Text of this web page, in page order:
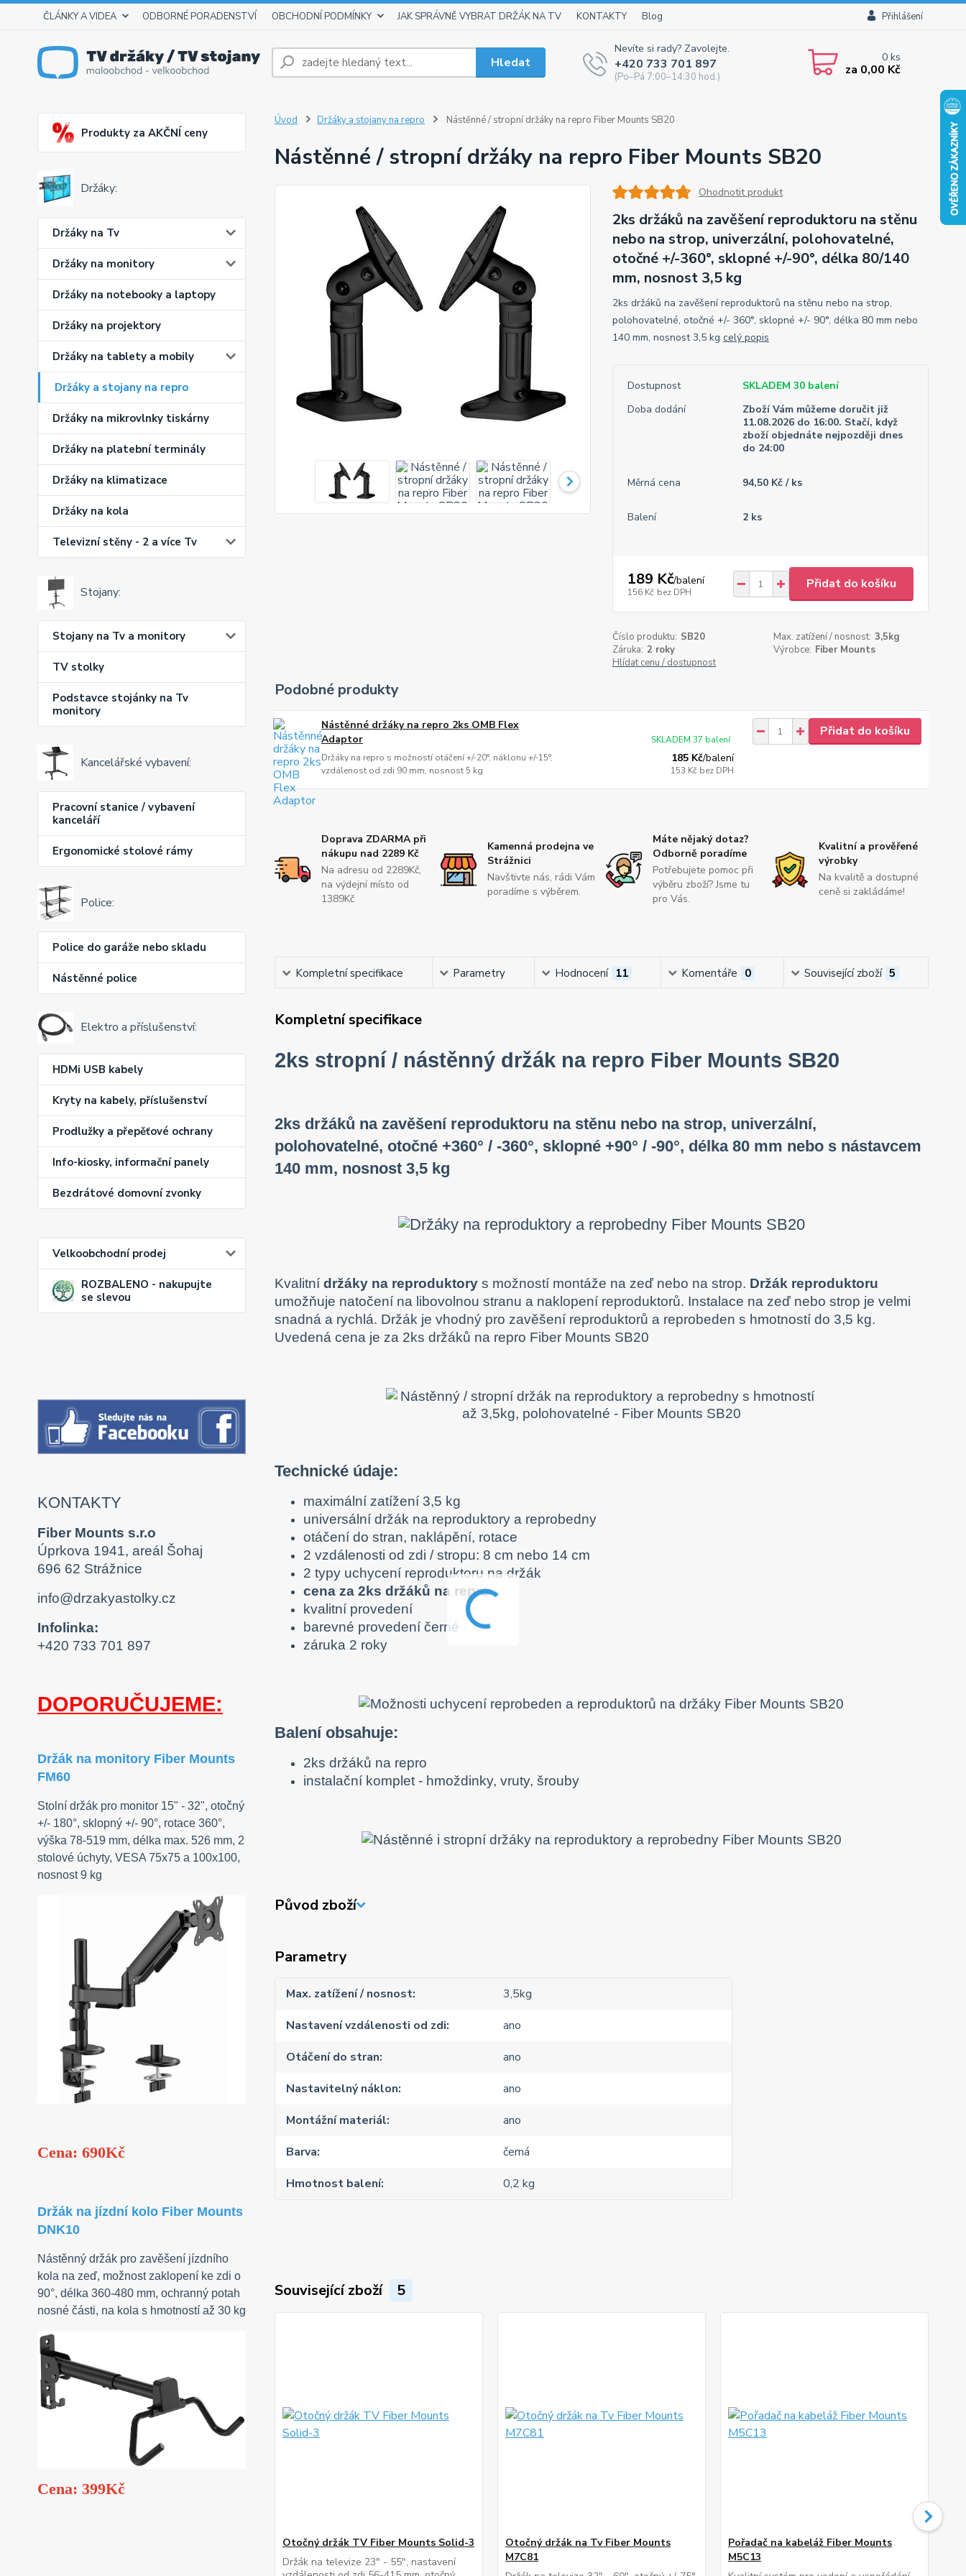
ČLÁNKY A VIDEA ODBORNÉ PORADENSTVÍ OBCHODNÍ PODMÍNKY JAK SPRÁVNĚ VYBRAT DRŽÁK NA TV KONTAKTY Blog Přihlášení
Hledat
Nevíte si rady? Zavolejte.
+420 733 701 897
(Po–Pá 7:00–14:30 hod.)
0ks
za 0,00 Kč
Produkty za AKČNÍ ceny
Držáky:
Držáky na Tv
Držáky na monitory
Držáky na notebooky a laptopy
Držáky na projektory
Držáky na tablety a mobily
Držáky a stojany na repro
Držáky na mikrovlnky tiskárny
Držáky na platební terminály
Držáky na klimatizace
Držáky na kola
Televizní stěny - 2 a více Tv
Stojany:
Stojany na Tv a monitory
TV stolky
Podstavce stojánky na Tv
monitory
Kancelářské vybavení:
Pracovní stanice / vybavení
kanceláří
Ergonomické stolové rámy
Police:
Police do garáže nebo skladu
Nástěnné police
Elektro a příslušenství:
HDMi USB kabely
Kryty na kabely, příslušenství
Prodlužky a přepěťové ochrany
Info-kiosky, informační panely
Bezdrátové domovní zvonky
Velkoobchodní prodej
ROZBALENO - nakupujte
se slevou
KONTAKTY
Fiber Mounts s.r.o
Úprkova 1941, areál Šohaj
696 62 Strážnice
info@drzakyastolky.cz
Infolinka:
+420 733 701 897
DOPORUČUJEME:
Držák na monitory Fiber Mounts
FM60
Stolní držák pro monitor 15" - 32", otočný
+/- 180°, sklopný +/- 90°, rotace 360°,
výška 78-519 mm, délka max. 526 mm, 2
stolové úchyty, VESA 75x75 a 100x100,
nosnost 9 kg
Cena: 690Kč
Držák na jízdní kolo Fiber Mounts
DNK10
Nástěnný držák pro zavěšení jízdního
kola na zeď, možnost zaklopení ke zdi o
90°, délka 360-480 mm, ochranný potah
nosné části, na kola s hmotností až 30 kg
Cena: 399Kč
Úvod Držáky a stojany na repro Nástěnné / stropní držáky na repro Fiber Mounts SB20
Nástěnné / stropní držáky na repro Fiber Mounts SB20
Ohodnotit produkt
2ks držáků na zavěšení reproduktoru na stěnu
nebo na strop, univerzální, polohovatelné,
otočné +/-360°, sklopné +/-90°, délka 80/140
mm, nosnost 3,5 kg
2ks držáků na zavěšení reproduktorů na stěnu nebo na strop,
polohovatelné, otočné +/- 360°, sklopné +/- 90°, délka 80 mm nebo
140 mm, nosnost 3,5 kg celý popis
Dostupnost
SKLADEM 30 balení
Doba dodání
Zboží Vám můžeme doručit již
11.08.2026 do 16:00. Stačí, když
zboží objednáte nejpozději dnes
do 24:00
Měrná cena 94,50 Kč / ks
Balení 2 ks
189 Kč/balení
156 Kč bez DPH
Přidat do košíku
Číslo produktu: SB20 Max. zatížení / nosnost: 3,5kg
Záruka: 2 roky Výrobce: Fiber Mounts
Hlídat cenu / dostupnost
Podobné produkty
Nástěnné držáky na repro 2ks OMB Flex
Adaptor
Držáky na repro s možností otáčení +/-20°, náklonu +/-15°,
vzdálenost od zdi 90 mm, nosnost 5 kg
185 Kč/balení
153 Kč bez DPH
SKLADEM 37 balení
Přidat do košíku
Doprava ZDARMA při
nákupu nad 2289 Kč
Na adresu od 2289Kč,
na výdejní místo od
1389Kč
Kamenná prodejna ve
Strážnici
Navštivte nás, rádi Vám
poradíme s výběrem.
Máte nějaký dotaz?
Odborně poradíme
Potřebujete pomoc při
výběru zboží? Jsme tu
pro Vás.
Kvalitní a prověřené
výrobky
Na kvalitě a dostupné
ceně si zakládáme!
Kompletní specifikace Parametry Hodnocení 11 Komentáře 0 Související zboží 5
Kompletní specifikace
2ks stropní / nástěnný držák na repro Fiber Mounts SB20
2ks držáků na zavěšení reproduktoru na stěnu nebo na strop, univerzální,
polohovatelné, otočné +360° / -360°, sklopné +90° / -90°, délka 80 mm nebo s nástavcem
140 mm, nosnost 3,5 kg
Kvalitní držáky na reproduktorys možností montáže na zeď nebo na strop. Držák reproduktoru
umožňuje natočení na libovolnou stranu a naklopení reproduktorů. Instalace na zeď nebo strop je velmi
snadná a rychlá. Držák je vhodný pro zavěšení reproduktorů a reprobeden s hmotností do 3,5 kg.
Uvedená cena je za 2ks držáků na repro Fiber Mounts SB20
Technické údaje:
maximální zatížení 3,5 kg
universální držák na reproduktory a reprobedny
otáčení do stran, naklápění, rotace
2 vzdálenosti od zdi / stropu: 8 cm nebo 14 cm
2 typy uchycení reproduktoru na držák
cena za 2ks držáků na repro
kvalitní provedení
barevné provedení černé
záruka 2 roky
Balení obsahuje:
2ks držáků na repro
instalační komplet - hmoždinky, vruty, šrouby
Původ zboží
Parametry
Max. zatížení / nosnost
3,5kg
Nastavení vzdálenosti od zdi
ano
Otáčení do stran
ano
Nastavitelný náklon
ano
Montážní materiál
ano
Barva
černá
Hmotnost balení
0,2 kg
Související zboží 5
Otočný držák TV Fiber Mounts Solid-3
Držák na televize 23" - 55", nastavení
Otočný držák na Tv Fiber Mounts
M7C81
Pořadač na kabeláž Fiber Mounts
M5C13